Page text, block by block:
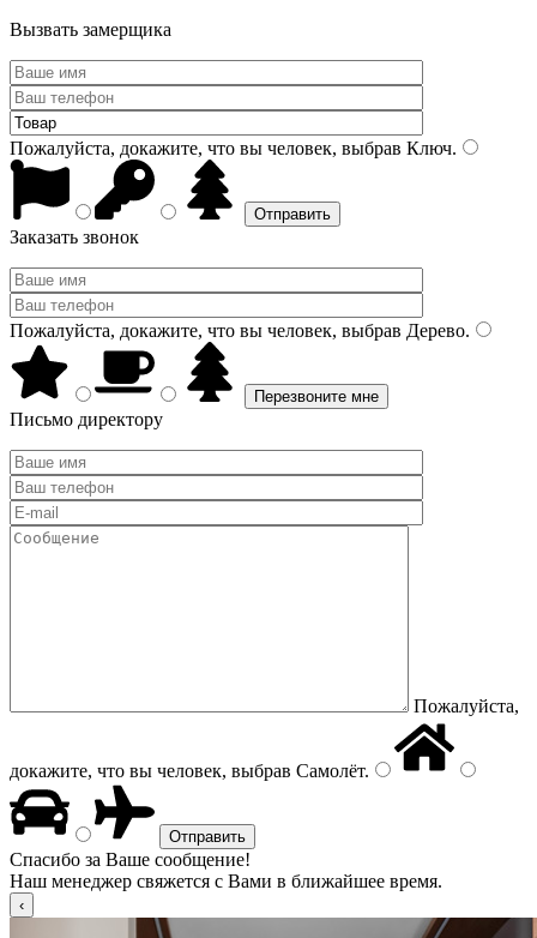
Вызвать замерщика
Пожалуйста, докажите, что вы человек, выбрав Ключ.
Заказать звонок
Пожалуйста, докажите, что вы человек, выбрав Дерево.
Письмо директору
Пожалуйста,
докажите, что вы человек, выбрав Самолёт.
Спасибо за Ваше сообщение!
Наш менеджер свяжется с Вами в ближайшее время.